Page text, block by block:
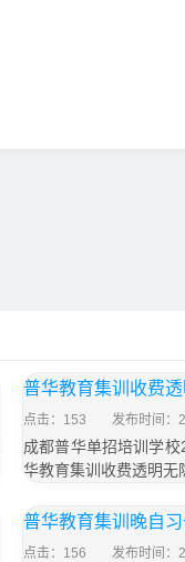
普华教育集训收费
点击：153 发布时间：
成都普华单招培训学
华教育集训收费透明无
普华教育集训晚自
点击：156 发布时间：